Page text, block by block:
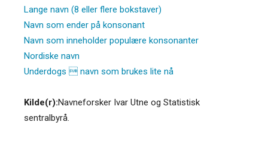
Lange navn (8 eller flere bokstaver)
Navn som ender på konsonant
Navn som inneholder populære konsonanter
Nordiske navn
Underdogs  navn som brukes lite nå
Kilde(r):Navneforsker Ivar Utne og Statistisk
sentralbyrå.